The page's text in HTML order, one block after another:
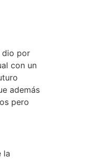
dio por
con un
además
pero
la